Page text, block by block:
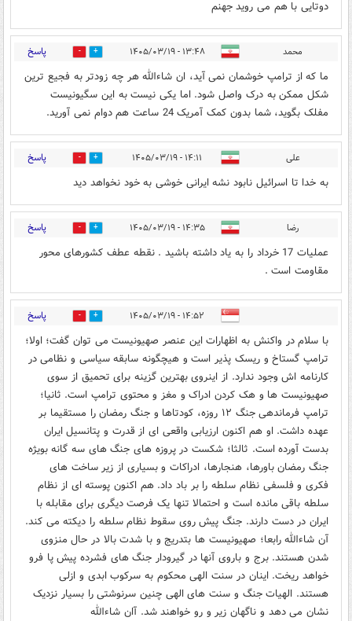
دوتایی با هم می روید جهنم
محمد ۱۳:۴۸ - ۱۴۰۵/۰۳/۱۹ 0 پاسخ
ما که از ترامپ خوشمان نمی آید، ان شاءالله هر چه زودتر به فجیع ترین
شکل ممکن به درک واصل شود. اما یکی نیست به این سگیونیست
مفلک بگوید، شما بدون کمک آمریک 24 ساعت هم دوام نمی آورید.
علی ۱۴:۱۱ - ۱۴۰۵/۰۳/۱۹ 3 پاسخ
به خدا تا اسرائیل نابود نشه ایرانی خوشی به خود نخواهد دید
رضا ۱۴:۳۵ - ۱۴۰۵/۰۳/۱۹ 0 پاسخ
عملیات 17 خرداد را به یاد داشته باشید . نقطه عطف کشورهای محور
مقاومت است .
۱۴:۵۲ - ۱۴۰۵/۰۳/۱۹ 0 پاسخ
با سلام در واکنش به اظهارات این عنصر صهیونیست می توان گفت؛ اولا؛
ترامپ گستاخ و ریسک پذیر است و هیچگونه سابقه سیاسی و نظامی در
کارنامه اش وجود ندارد‌. از اینروی بهترین گزینه برای تحمیق از سوی
صهیونیست ها و هک کردن ادراک و مغز و محتوی ترامپ است. ثانیا؛
ترامپ فرماندهی جنگ ۱۲ روزه، کودتاها و جنگ رمضان را مستقیما بر
عهده داشت. او هم اکنون ارزیابی واقعی ای از قدرت و پتانسیل ایران
بدست آورده است. ثالثا؛ شکست در پروزه های جنگ های سه گانه بویژه
جنگ رمضان باورها، هنجارها، ادراکات و بسیاری از زیر ساخت های
فکری و فلسفی نظام سلطه را بر باد داد. هم اکنون پوسته ای از نظام
سلطه باقی مانده است و احتمالا تنها یک فرصت دیگری برای مقابله با
ایران در دست دارند. جنگ پیش روی سقوط نظام سلطه را دیکته می کند.
آن شاءالله رابعا؛ صهيونيست ها بتدریج و با شدت بالا در حال منزوی
شدن هستند. برج و باروی آنها در گیرودار جنگ های فشرده پیش پا فرو
خواهد ریخت. اینان در سنت الهی محکوم به سرکوب ابدی و ازلی
هستند. الهیات جنگ و سنت های الهی چنین سرنوشتی را بسیار نزدیک
نشان می دهد و ناگهان زیر و رو خواهند شد. آان شاءالله